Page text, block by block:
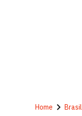
Home Brasil